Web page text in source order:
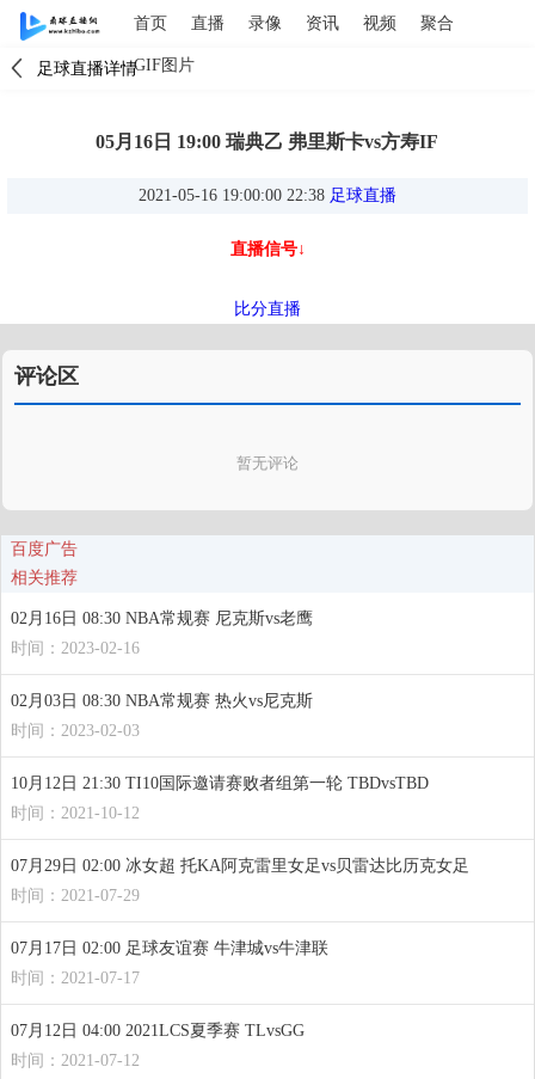
首页 直播 录像 资讯 视频 聚合
GIF图片
足球直播详情
05月16日 19:00 瑞典乙 弗里斯卡vs方寿IF
2021-05-16 19:00:00 22:38 足球直播
直播信号↓
比分直播
评论区
暂无评论
百度广告
相关推荐
02月16日 08:30 NBA常规赛 尼克斯vs老鹰
时间：2023-02-16
02月03日 08:30 NBA常规赛 热火vs尼克斯
时间：2023-02-03
10月12日 21:30 TI10国际邀请赛败者组第一轮 TBDvsTBD
时间：2021-10-12
07月29日 02:00 冰女超 托KA阿克雷里女足vs贝雷达比历克女足
时间：2021-07-29
07月17日 02:00 足球友谊赛 牛津城vs牛津联
时间：2021-07-17
07月12日 04:00 2021LCS夏季赛 TLvsGG
时间：2021-07-12